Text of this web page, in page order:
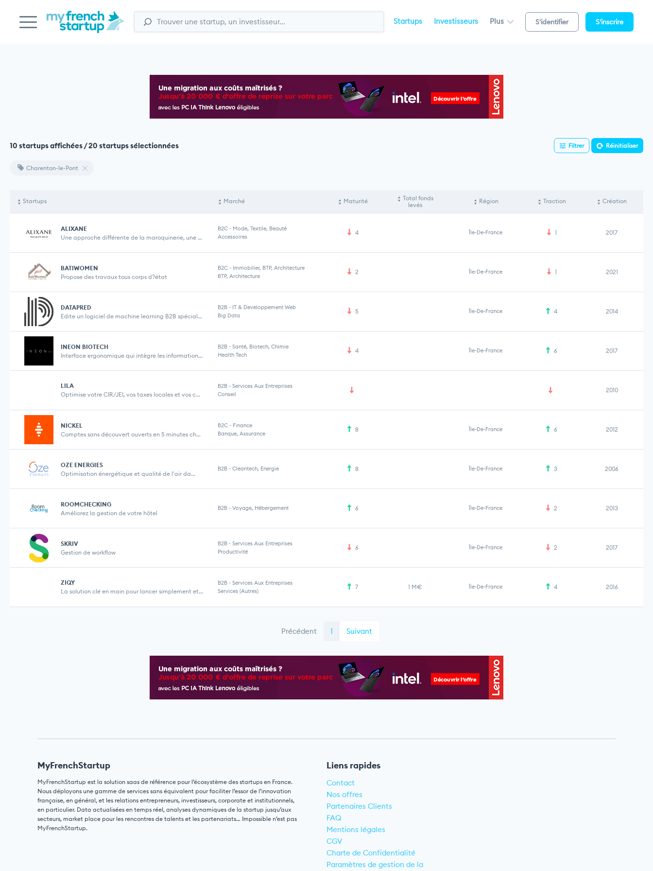
Startups Investisseurs Plus S'identifier S'inscrire
10 startups affichées / 20 startups sélectionnées Filtrer Réinitialiser
Charenton-le-Pont
Startups Marché Maturité
Total fonds
levés
Région Traction Création
ALIXANE
Une approche différente de la maroquinerie, une c...
B2C - Mode, Textile, Beauté
Accessoires
4 Île-De-France 1 2017
BATIWOMEN
Propose des travaux tous corps d?état
B2C - Immobilier, BTP, Architecture
BTP, Architecture
2 Île-De-France 1 2021
DATAPRED
Edite un logiciel de machine learning B2B spécial...
B2B - IT & Developpement Web
Big Data
5 Île-De-France 4 2014
INEON BIOTECH
Interface ergonomique qui intègre les information...
B2B - Santé, Biotech, Chimie
Health Tech
4 Île-De-France 6 2017
LILA
Optimise votre CIR/JEI, vos taxes locales et vos c...
B2B - Services Aux Entreprises
Conseil
2010
NICKEL
Comptes sans découvert ouverts en 5 minutes chez ...
B2C - Finance
Banque, Assurance
8 Île-De-France 6 2012
OZE ENERGIES
Optimisation énergétique et qualité de l'air da...
B2B - Cleantech, Energie 8 Île-De-France 3 2006
ROOMCHECKING
Améliorez la gestion de votre hôtel
B2B - Voyage, Hébergement 6 Île-De-France 2 2013
SKRIV
Gestion de workflow
B2B - Services Aux Entreprises
Productivité
6 Île-De-France 2 2017
ZIQY
La solution clé en main pour lancer simplement et...
B2B - Services Aux Entreprises
Services (Autres)
7 1 M€ Île-De-France 4 2016
Précédent 1 Suivant
MyFrenchStartup
MyFrenchStartup est la solution saas de référence pour l’écosystème des startups en France.
Nous déployons une gamme de services sans équivalent pour faciliter l’essor de l’innovation
française, en général, et les relations entrepreneurs, investisseurs, corporate et institutionnels,
en particulier. Data actualisées en temps réel, analyses dynamiques de la startup jusqu’aux
secteurs, market place pour les rencontres de talents et les partenariats… Impossible n’est pas
MyFrenchStartup.
Liens rapides
Contact
Nos offres
Partenaires Clients
FAQ
Mentions légales
CGV
Charte de Confidentialité
Paramètres de gestion de la